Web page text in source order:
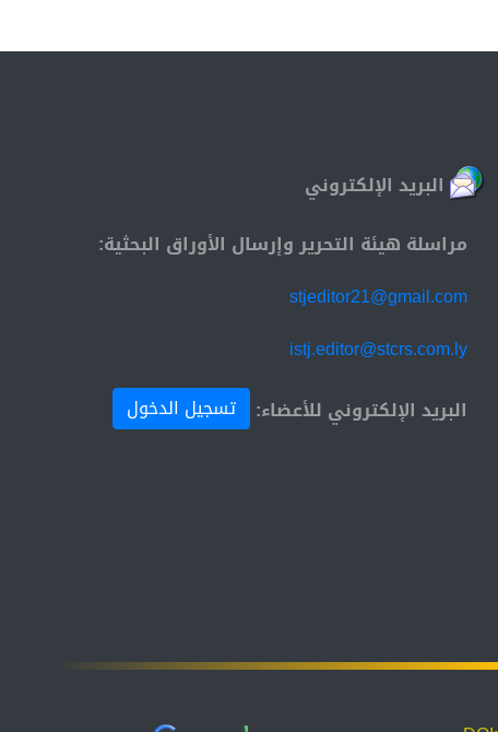
البريد الإلكتروني
مراسلة هيئة التحرير وإرسال الأوراق البحثية:
stjeditor21@gmail.com
istj.editor@stcrs.com.ly
البريد الإلكتروني للأعضاء:
تسجيل الدخول